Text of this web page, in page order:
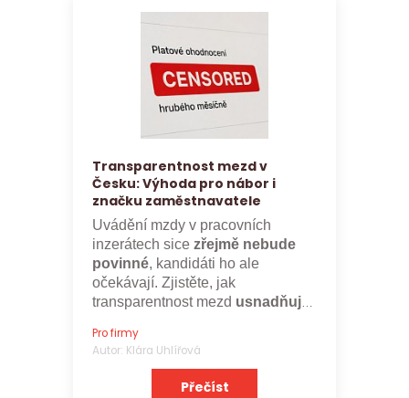
Transparentnost mezd v
Česku: Výhoda pro nábor i
značku zaměstnavatele
Uvádění mzdy v pracovních
inzerátech sice zřejmě nebude
povinné, kandidáti ho ale
očekávají. Zjistěte, jak
transparentnost mezd usnadňuje
zaměstnavatele.
Pro firmy
Autor: Klára Uhlířová
Přečíst